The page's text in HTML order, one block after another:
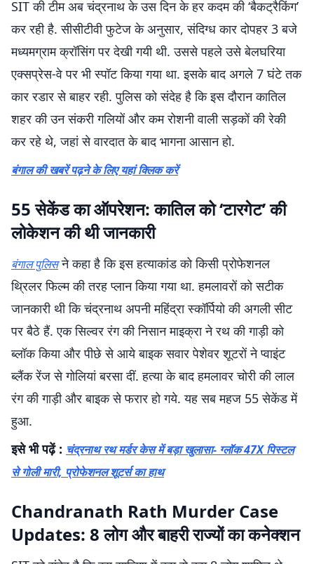
SIT की टीम अब चंद्रनाथ के उस दिन के हर कदम की ‘बैकट्रैकिंग’
कर रही है. सीसीटीवी फुटेज के अनुसार, संदिग्ध कार दोपहर 3 बजे
मध्यमग्राम क्रॉसिंग पर देखी गयी थी. उससे पहले उसे बेलघरिया
एक्सप्रेस-वे पर भी स्पॉट किया गया था. इसके बाद अगले 7 घंटे तक
कार रडार से बाहर रही. पुलिस को संदेह है कि इस दौरान कातिल
शहर की उन संकरी गलियों और कम रोशनी वाली सड़कों की रेकी
कर रहे थे, जहां से वारदात के बाद भागना आसान हो.
बंगाल की खबरें पढ़ने के लिए यहां क्लिक करें
55 सेकेंड का ऑपरेशन: कातिल को ‘टारगेट’ की
लोकेशन की थी जानकारी
बंगाल पुलिसने कहा है कि इस हत्याकांड को किसी प्रोफेशनल
थ्रिलर फिल्म की तरह प्लान किया गया था. हमलावरों को सटीक
जानकारी थी कि चंद्रनाथ अपनी महिंद्रा स्कॉर्पियो की अगली सीट
पर बैठे हैं. एक सिल्वर रंग की निसान माइक्रा ने रथ की गाड़ी को
ब्लॉक किया और पीछे से आये बाइक सवार पेशेवर शूटरों ने प्वाइंट
ब्लैंक रेंज से गोलियां बरसा दीं. हत्या के बाद हमलावर चोरी की लाल
रंग की गाड़ी और बाइक से फरार हो गये. यह सब महज 55 सेकेंड में
हुआ.
इसे भी पढ़ें : चंद्रनाथ रथ मर्डर केस में बड़ा खुलासा- ग्लॉक 47X पिस्टल
से गोली मारी, प्रोफेशनल शूटर्स का हाथ
Chandranath Rath Murder Case
Updates: 8 लोग और बाहरी राज्यों का कनेक्शन